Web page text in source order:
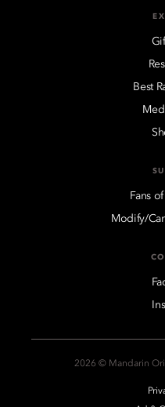
Best
Fans
Modify/
2026 © Mandarin